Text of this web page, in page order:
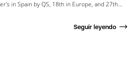
in Spain by QS, 18th in Europe, and 27th...
Seguir leyendo